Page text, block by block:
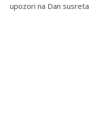
upozori na Dan